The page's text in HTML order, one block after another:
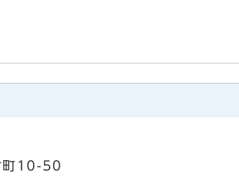
10-50